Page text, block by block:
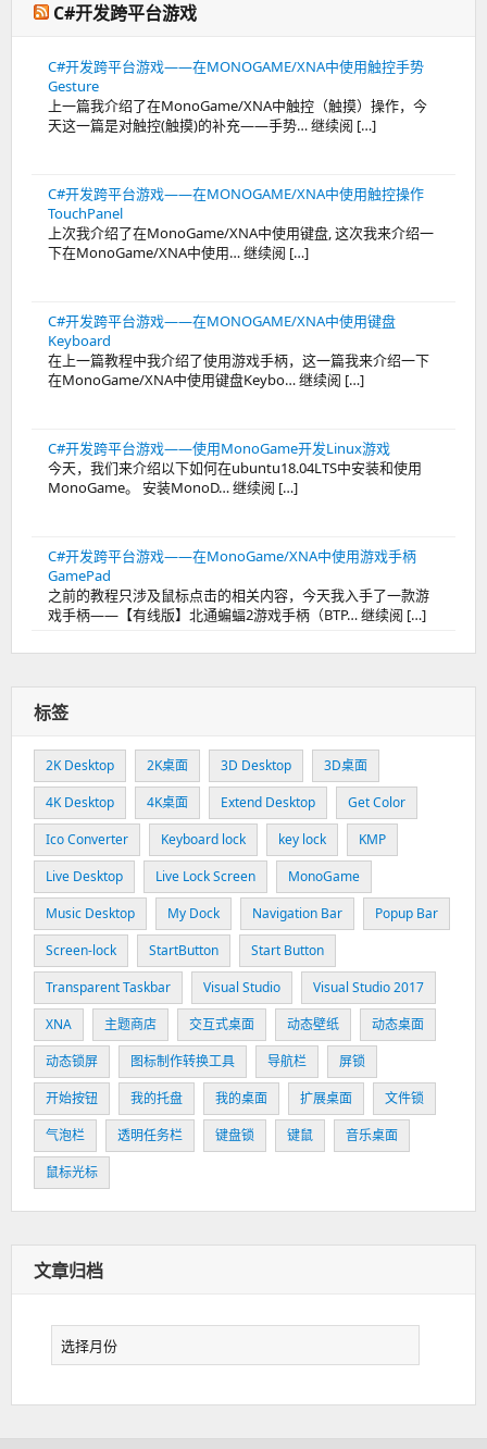
C#开发跨平台游戏
C#开发跨平台游戏——在MONOGAME/XNA中使用触控手势
Gesture
上一篇我介绍了在MonoGame/XNA中触控（触摸）操作，今
天这一篇是对触控(触摸)的补充——手势… 继续阅 […]
C#开发跨平台游戏——在MONOGAME/XNA中使用触控操作
TouchPanel
上次我介绍了在MonoGame/XNA中使用键盘, 这次我来介绍一
下在MonoGame/XNA中使用… 继续阅 […]
C#开发跨平台游戏——在MONOGAME/XNA中使用键盘
Keyboard
在上一篇教程中我介绍了使用游戏手柄，这一篇我来介绍一下
在MonoGame/XNA中使用键盘Keybo… 继续阅 […]
C#开发跨平台游戏——使用MonoGame开发Linux游戏
今天，我们来介绍以下如何在ubuntu18.04LTS中安装和使用
MonoGame。 安装MonoD… 继续阅 […]
C#开发跨平台游戏——在MonoGame/XNA中使用游戏手柄
GamePad
之前的教程只涉及鼠标点击的相关内容，今天我入手了一款游
戏手柄——【有线版】北通蝙蝠2游戏手柄（BTP… 继续阅 […]
标签
2K Desktop 2K桌面 3D Desktop
3D桌面
4K Desktop
4K桌面 Extend Desktop
Get Color
Ico Converter
Keyboard lock key lock
KMP
Live Desktop
Live Lock Screen
MonoGame
Music Desktop
My Dock Navigation Bar
Popup Bar
Screen-lock
StartButton
Start Button
Transparent Taskbar
Visual Studio
Visual Studio 2017
XNA
主题商店 交互式桌面 动态壁纸
动态桌面
动态锁屏
图标制作转换工具 导航栏
屏锁
开始按钮
我的托盘 我的桌面 扩展桌面
文件锁
气泡栏
透明任务栏 键盘锁 键鼠
音乐桌面
鼠标光标
文章归档